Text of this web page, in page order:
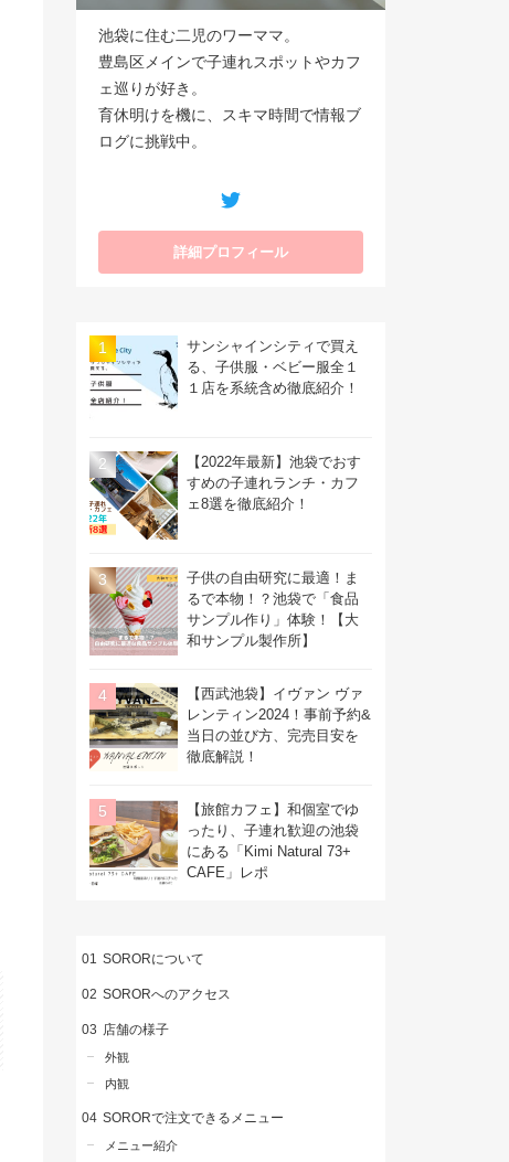
池袋に住む二児のワーママ。
豊島区メインで子連れスポットやカフ
ェ巡りが好き。
育休明けを機に、スキマ時間で情報ブ
ログに挑戦中。
サンシャインシティで買え
る、子供服・ベビー服全１
１店を系統含め徹底紹介！
【2022年最新】池袋でおす
すめの子連れランチ・カフ
ェ8選を徹底紹介！
子供の自由研究に最適！ま
るで本物！？池袋で「食品
サンプル作り」体験！【大
和サンプル製作所】
【西武池袋】イヴァン ヴァ
レンティン2024！事前予約&
当日の並び方、完売目安を
徹底解説！
【旅館カフェ】和個室でゆ
ったり、子連れ歓迎の池袋
にある「Kimi Natural 73+
CAFE」レポ
SORORについて
SORORへのアクセス
店舗の様子
外観
内観
SORORで注文できるメニュー
メニュー紹介